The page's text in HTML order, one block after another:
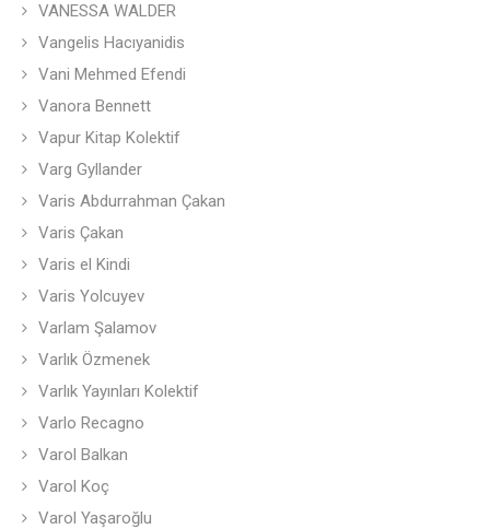
VANESSA WALDER
Vangelis Hacıyanidis
Vani Mehmed Efendi
Vanora Bennett
Vapur Kitap Kolektif
Varg Gyllander
Varis Abdurrahman Çakan
Varis Çakan
Varis el Kindi
Varis Yolcuyev
Varlam Şalamov
Varlık Özmenek
Varlık Yayınları Kolektif
Varlo Recagno
Varol Balkan
Varol Koç
Varol Yaşaroğlu